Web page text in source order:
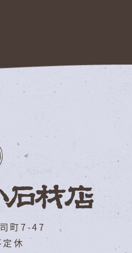
町7-47
休